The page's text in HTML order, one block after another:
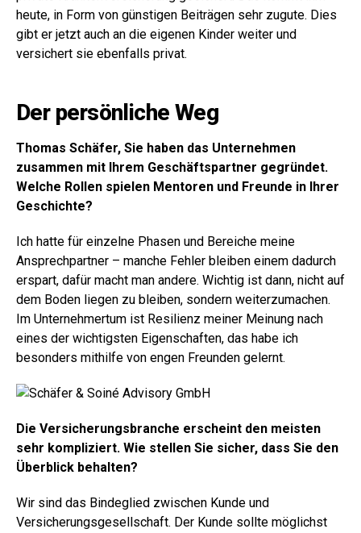
heute, in Form von günstigen Beiträgen sehr zugute. Dies
gibt er jetzt auch an die eigenen Kinder weiter und
versichert sie ebenfalls privat.
Der persönliche Weg
Thomas Schäfer, Sie haben das Unternehmen
zusammen mit Ihrem Geschäftspartner gegründet.
Welche Rollen spielen Mentoren und Freunde in Ihrer
Geschichte?
Ich hatte für einzelne Phasen und Bereiche meine
Ansprechpartner – manche Fehler bleiben einem dadurch
erspart, dafür macht man andere. Wichtig ist dann, nicht auf
dem Boden liegen zu bleiben, sondern weiterzumachen.
Im Unternehmertum ist Resilienz meiner Meinung nach
eines der wichtigsten Eigenschaften, das habe ich
besonders mithilfe von engen Freunden gelernt.
Die Versicherungsbranche erscheint den meisten
sehr kompliziert. Wie stellen Sie sicher, dass Sie den
Überblick behalten?
Wir sind das Bindeglied zwischen Kunde und
Versicherungsgesellschaft. Der Kunde sollte möglichst